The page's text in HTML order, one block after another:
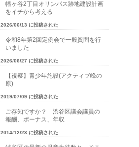
幡ヶ谷2丁目オリンパス跡地建設計画
をイチから考える
2026/06/13 に投稿された
令和8年第2回定例会で一般質問を行
いました
2026/06/27 に投稿された
【視察】青少年施設(アクティブ峰の
原)
2019/07/09 に投稿された
ご存知ですか？ 渋谷区議会議員の
報酬、ボーナス、年収
2014/12/23 に投稿された